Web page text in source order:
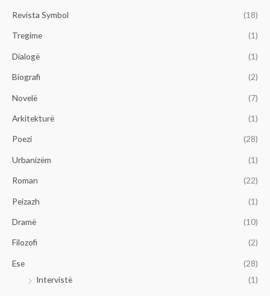
Revista Symbol (18)
Tregime (1)
Dialogë (1)
Biografi (2)
Novelë (7)
Arkitekturë (1)
Poezi (28)
Urbanizëm (1)
Roman (22)
Peizazh (1)
Dramë (10)
Filozofi (2)
Ese
(28)
Intervistë
(1)